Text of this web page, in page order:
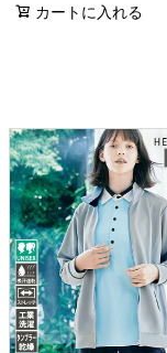
カートに入れる